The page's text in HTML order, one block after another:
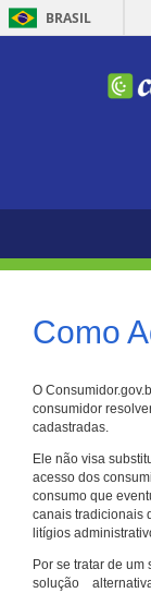
BRASIL
Como
O
consumidor
cadastradas.
Ele não visa
acesso dos
consumo que
canais tradicionais
litígios
Por se tratar de
solução